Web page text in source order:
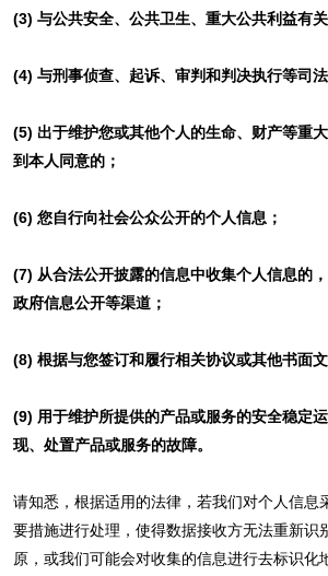
(3) 与公共安全、公共卫生、重大公共利益有关
(4) 与刑事侦查、起诉、审判和判决执行等司
(5) 出于维护您或其他个人的生命、财产等重
到本人同意的；
(6) 您自行向社会公众公开的个人信息；
(7) 从合法公开披露的信息中收集个人信息的，
政府信息公开等渠道；
(8) 根据与您签订和履行相关协议或其他书面
(9) 用于维护所提供的产品或服务的安全稳定
现、处置产品或服务的故障。
请知悉，根据适用的法律，若我们对个人信息
要措施进行处理，使得数据接收方无法重新识
原，或我们可能会对收集的信息进行去标识化